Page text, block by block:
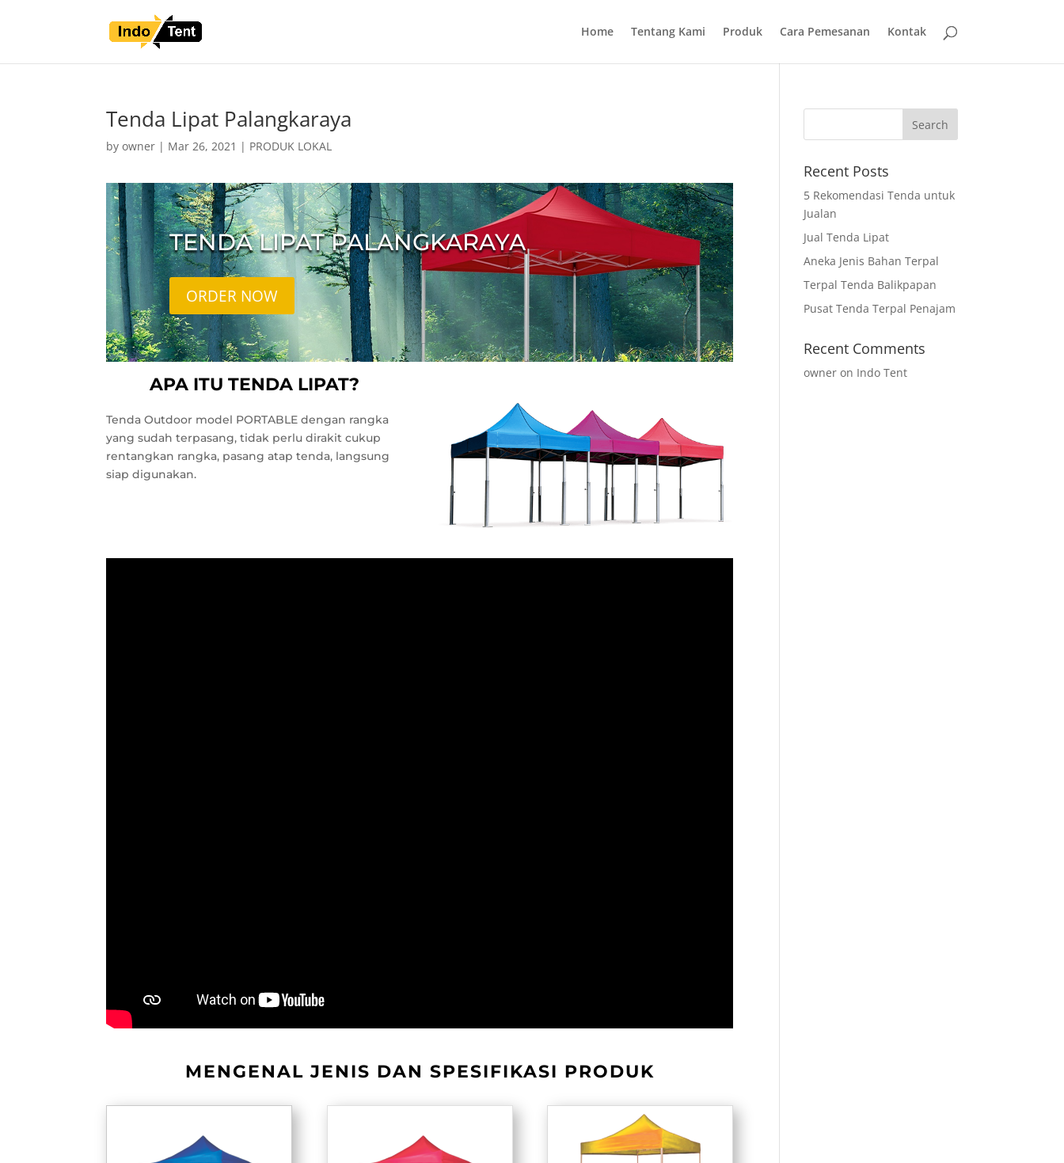
Home Tentang Kami Produk Cara Pemesanan Kontak
Tenda Lipat Palangkaraya
byowner | Mar 26, 2021 | PRODUK LOKAL
TENDA LIPAT PALANGKARAYA
ORDER NOW
APA ITU TENDA LIPAT?
Tenda Outdoor model PORTABLE dengan rangka
yang sudah terpasang, tidak perlu dirakit cukup
rentangkan rangka, pasang atap tenda, langsung
siap digunakan.
MENGENAL JENIS DAN SPESIFIKASI PRODUK
Recent Posts
5 Rekomendasi Tenda untuk
Jualan
Jual Tenda Lipat
Aneka Jenis Bahan Terpal
Terpal Tenda Balikpapan
Pusat Tenda Terpal Penajam
Recent Comments
owner on Indo Tent